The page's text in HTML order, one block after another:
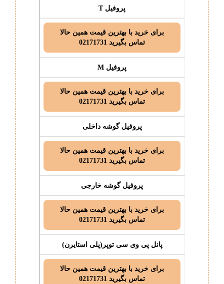
پروفیل T
برای خرید با بهترین قیمت همین حالا
تماس بگیرید 02171731
پروفیل M
برای خرید با بهترین قیمت همین حالا
تماس بگیرید 02171731
پروفیل گوشه داخلی
برای خرید با بهترین قیمت همین حالا
تماس بگیرید 02171731
پروفیل گوشه خارجی
برای خرید با بهترین قیمت همین حالا
تماس بگیرید 02171731
پانل پی وی سی توپر(پلی استایرن)
برای خرید با بهترین قیمت همین حالا
تماس بگیرید 02171731